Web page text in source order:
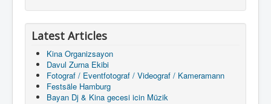
Latest Articles
Kina Organizsayon
Davul Zurna Ekibi
Fotograf / Eventfotograf / Videograf / Kameramann
Festsäle Hamburg
Bayan Dj & Kina gecesi icin Müzik